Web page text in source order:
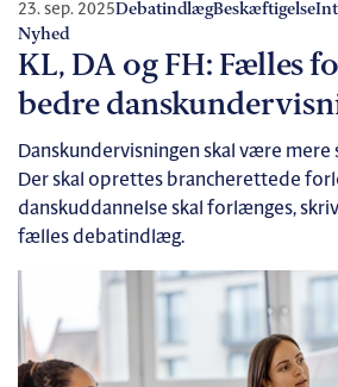
23. sep. 2025DebatindlægBeskæftigelse
Nyhed
KL, DA og FH: Fælles
bedre
Danskundervisningen skal være
Der skal oprettes brancherettede
danskuddannelse skal forlænges,
fælles debatindlæg.